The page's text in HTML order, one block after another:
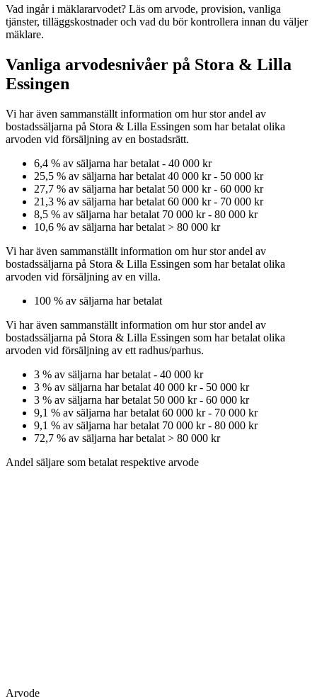
Vad ingår i mäklararvodet? Läs om arvode, provision, vanliga
tjänster, tilläggskostnader och vad du bör kontrollera innan du väljer
mäklare.
Vanliga arvodesnivåer på Stora & Lilla
Essingen
Vi har även sammanställt information om hur stor andel av
bostadssäljarna på Stora & Lilla Essingen som har betalat olika
arvoden vid försäljning av en bostadsrätt.
6,4 % av säljarna har betalat - 40 000 kr
25,5 % av säljarna har betalat 40 000 kr- 50 000 kr
27,7 % av säljarna har betalat 50 000 kr- 60 000 kr
21,3 % av säljarna har betalat 60 000 kr- 70 000 kr
8,5 % av säljarna har betalat 70 000 kr- 80 000 kr
10,6 % av säljarna har betalat > 80 000 kr
Vi har även sammanställt information om hur stor andel av
bostadssäljarna på Stora & Lilla Essingen som har betalat olika
arvoden vid försäljning av en villa.
100 % av säljarna har betalat
Vi har även sammanställt information om hur stor andel av
bostadssäljarna på Stora & Lilla Essingen som har betalat olika
arvoden vid försäljning av ett radhus/parhus.
3 % av säljarna har betalat - 40 000 kr
3 % av säljarna har betalat 40 000 kr- 50 000 kr
3 % av säljarna har betalat 50 000 kr- 60 000 kr
9,1 % av säljarna har betalat 60 000 kr- 70 000 kr
9,1 % av säljarna har betalat 70 000 kr- 80 000 kr
72,7 % av säljarna har betalat > 80 000 kr
Andel säljare som betalat respektive arvode
Arvode